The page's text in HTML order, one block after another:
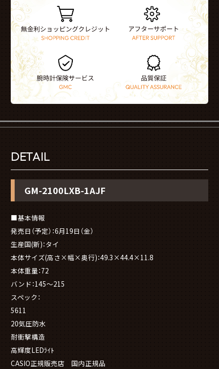
DETAIL
GM-2100LXB-1AJF
■基本情報
発売日（予定）：6月19日（金）
生産国(新)：タイ
本体サイズ(高さ×幅×奥行)：49.3×44.4×11.8
本体重量：72
バンド：145～215
スペック：
5611
20気圧防水
耐衝撃構造
高輝度LEDﾗｲﾄ
CASIO正規販売店 国内正規品